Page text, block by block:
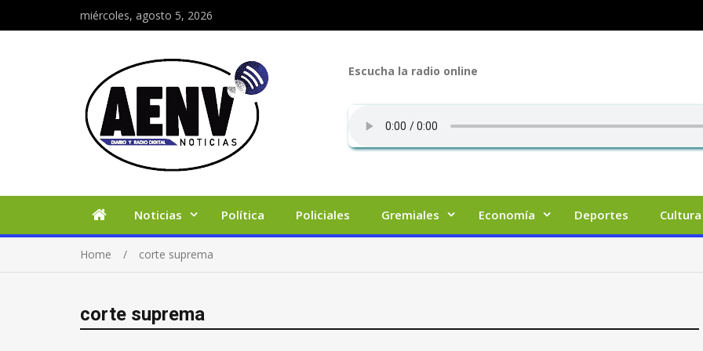
miércoles, agosto 5, 2026
Escucha la radio online
Noticias Política Policiales Gremiales Economía Deportes Cultura
Home corte suprema
corte suprema